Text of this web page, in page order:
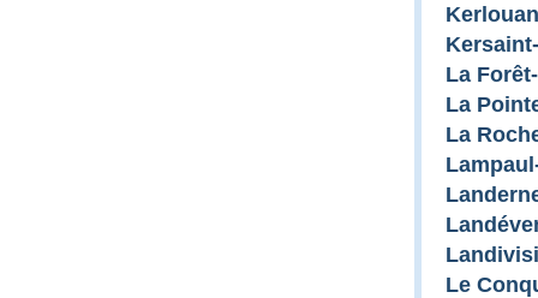
Kerlouan
La
La
La
Le